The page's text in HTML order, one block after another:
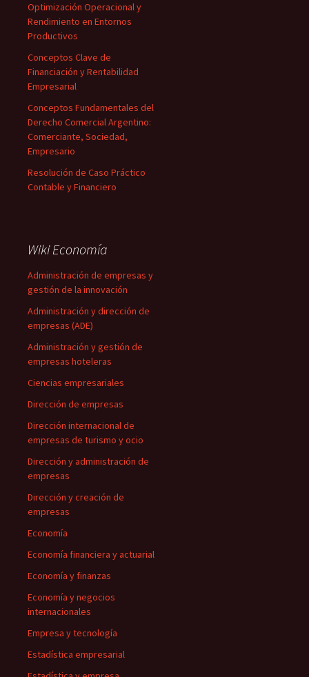
Optimización Operacional y
Rendimiento en Entornos
Productivos
Conceptos Clave de
Financiación y Rentabilidad
Empresarial
Conceptos Fundamentales del
Derecho Comercial Argentino:
Comerciante, Sociedad,
Empresario
Resolución de Caso Práctico
Contable y Financiero
Wiki Economía
Administración de empresas y
gestión de la innovación
Administración y dirección de
empresas (ADE)
Administración y gestión de
empresas hoteleras
Ciencias empresariales
Dirección de empresas
Dirección internacional de
empresas de turismo y ocio
Dirección y administración de
empresas
Dirección y creación de
empresas
Economía
Economía financiera y actuarial
Economía y finanzas
Economía y negocios
internacionales
Empresa y tecnología
Estadística empresarial